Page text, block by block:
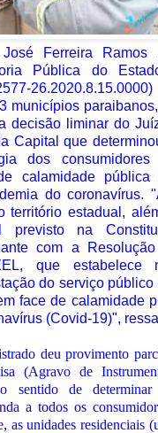
Ferreira Ramos
Pública do
municípios
decisão liminar do
Capital que
dos consumidores
calamidade pública
do coronavírus.
território estadual,
previsto na
com a
que estabelece
do serviço
face de calamidade
(Covid-19)",
deu provimento
(Agravo de
sentido de
a todos os
as unidades residenciais